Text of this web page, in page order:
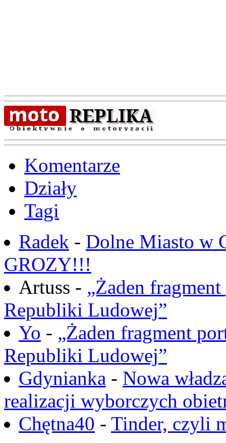
Komentarze
Działy
Tagi
Radek - Dolne Miasto w
GROZY!!!
Artuss - „Żaden
Republiki Ludowej”
Yo - „Żaden fragment
Republiki Ludowej”
Gdynianka - Nowa
realizacji wyborczych
Chętna40 - Tinder, czyli